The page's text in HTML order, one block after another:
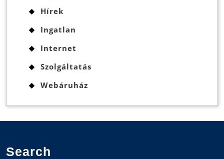
Hírek
Ingatlan
Internet
Szolgáltatás
Webáruház
Search